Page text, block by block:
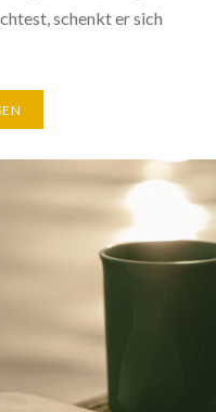
schenkt er sich